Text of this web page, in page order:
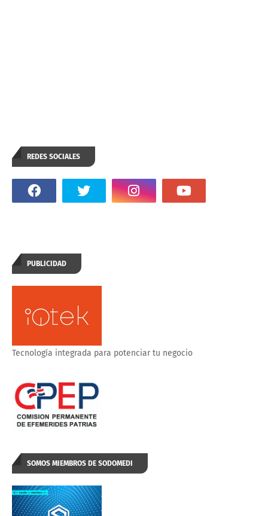
REDES SOCIALES
PUBLICIDAD
Tecnología integrada para potenciar tu negocio
SOMOS MIEMBROS DE SODOMEDI